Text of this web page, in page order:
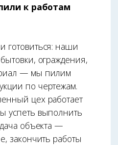
к работам
готовиться: наши
ограждения,
— мы пилим
по чертежам.
цех работает
успеть выполнить
объекта —
закончить работы